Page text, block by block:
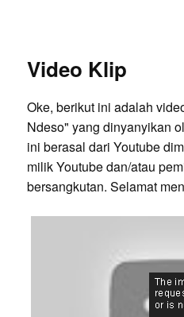
Video Klip
Oke, berikut ini adalah
Ndeso" yang dinyanyikan
ini berasal dari Youtube
milik Youtube dan/atau
bersangkutan. Selamat